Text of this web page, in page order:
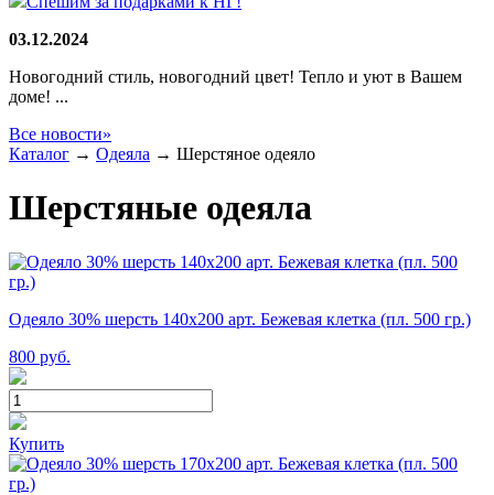
03.12.2024
Новогодний стиль, новогодний цвет! Тепло и уют в Вашем
доме! ...
Все новости»
Каталог → Одеяла → Шерстяное одеяло
Шерстяные одеяла
Одеяло 30% шерсть 140х200 арт. Бежевая клетка (пл. 500 гр.)
800 руб.
Купить